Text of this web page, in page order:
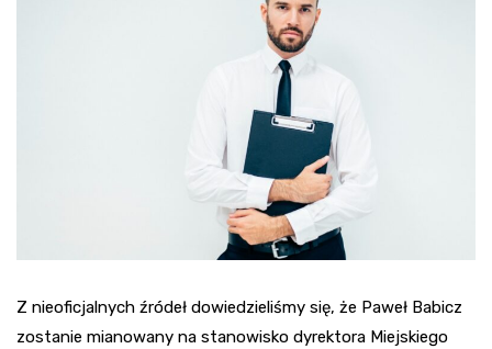
Z nieoficjalnych źródeł dowiedzieliśmy się, że Paweł Babicz
zostanie mianowany na stanowisko dyrektora Miejskiego